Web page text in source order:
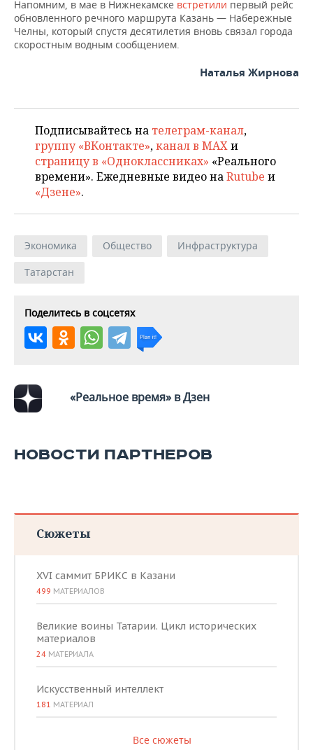
Напомним, в мае в Нижнекамске встретили первый рейс
обновленного речного маршрута Казань — Набережные
Челны, который спустя десятилетия вновь связал города
скоростным водным сообщением.
Наталья Жирнова
Подписывайтесь на телеграм-канал,
группу «ВКонтакте»,канал в MAXи
страницу в «Одноклассниках» «Реального
времени». Ежедневные видео наRutube и
«Дзене».
Экономика Общество
Инфраструктура
Татарстан
Поделитесь в соцсетях
«Реальное время» в Дзен
НОВОСТИ ПАРТНЕРОВ
Сюжеты
XVI саммит БРИКС в Казани
499 МАТЕРИАЛОВ
Великие воины Татарии. Цикл исторических
материалов
24 МАТЕРИАЛА
Искусственный интеллект
181 МАТЕРИАЛ
Все сюжеты